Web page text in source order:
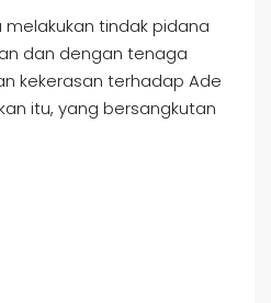
tindak pidana
dan dengan tenaga
kekerasan terhadap Ade
itu, yang bersangkutan